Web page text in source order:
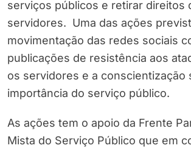
serviços públicos e retirar direitos
servidores. Uma das ações
movimentação das redes sociais
publicações de resistência aos
os servidores e a conscientização
importância do serviço público.
As ações tem o apoio da Frente
Mista do Serviço Público que em